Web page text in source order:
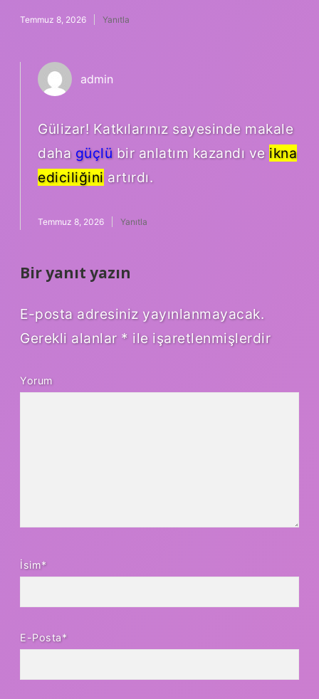
Temmuz 8, 2026 Yanıtla
admin
Gülizar! Katkılarınız sayesinde makale
daha güçlü bir anlatım kazandı ve ikna
ediciliğini artırdı.
Temmuz 8, 2026 Yanıtla
Bir yanıt yazın
E-posta adresiniz yayınlanmayacak.
Gerekli alanlar * ile işaretlenmişlerdir
Yorum
İsim*
E-Posta*